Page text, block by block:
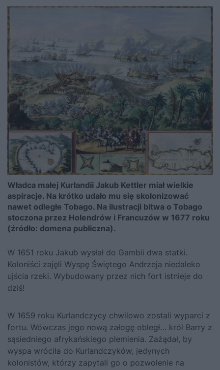
Władca małej Kurlandii Jakub Kettler miał wielkie
aspiracje. Na krótko udało mu się skolonizować
nawet odległe Tobago. Na ilustracji bitwa o Tobago
stoczona przez Holendrów i Francuzów w 1677 roku
(źródło: domena publiczna).
W 1651 roku Jakub wysłał do Gambii dwa statki.
Koloniści zajęli Wyspę Świętego Andrzeja niedaleko
ujścia rzeki. Wybudowany przez nich fort istnieje do
dziś!
W 1659 roku Kurlandczycy chwilowo zostali wyparci z
fortu. Wówczas jego nową załogę obległ… król Barry z
sąsiedniego afrykańskiego plemienia. Zażądał, by
wyspa wróciła do Kurlandczyków, jedynych
kolonistów, którzy zapytali go o pozwolenie na